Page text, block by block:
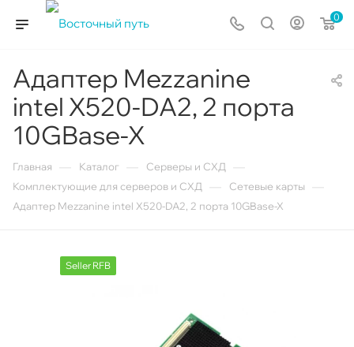
0
Адаптер Mezzanine
intel X520-DA2, 2 порта
10GBase-X
Главная Каталог Серверы и СХД
Комплектующие для серверов и СХД Сетевые карты
Адаптер Mezzanine intel X520-DA2, 2 порта 10GBase-X
Seller RFB